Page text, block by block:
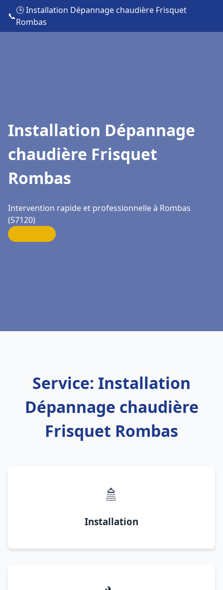
📞
🕒 Installation Dépannage chaudière Frisquet
Rombas
Installation Dépannage
chaudière Frisquet
Rombas
Intervention rapide et professionnelle à Rombas
(57120)
Service: Installation
Dépannage chaudière
Frisquet Rombas
🚿
Installation